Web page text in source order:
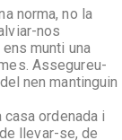
norma, no la
nos
munti una
Assegureu-
nen mantinguin
casa ordenada i
llevar-se, de